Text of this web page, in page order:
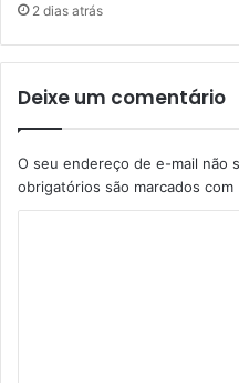
2 dias atrás
Deixe um comentário
O seu endereço de e-mail não
obrigatórios são marcados com